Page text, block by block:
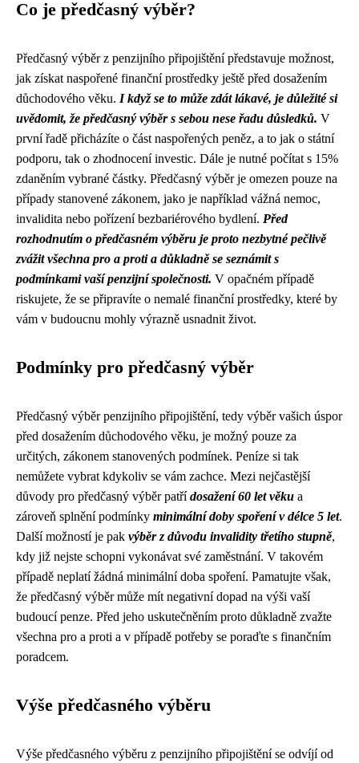
Co je předčasný výběr?
Předčasný výběr z penzijního připojištění představuje možnost,
jak získat naspořené finanční prostředky ještě před dosažením
důchodového věku. I když se to může zdát lákavé, je důležité si
uvědomit, že předčasný výběr s sebou nese řadu důsledků. V
první řadě přicházíte o část naspořených peněz, a to jak o státní
podporu, tak o zhodnocení investic. Dále je nutné počítat s 15%
zdaněním vybrané částky. Předčasný výběr je omezen pouze na
případy stanovené zákonem, jako je například vážná nemoc,
invalidita nebo pořízení bezbariérového bydlení. Před
rozhodnutím o předčasném výběru je proto nezbytné pečlivě
zvážit všechna pro a proti a důkladně se seznámit s
podmínkami vaší penzijní společnosti. V opačném případě
riskujete, že se připravíte o nemalé finanční prostředky, které by
vám v budoucnu mohly výrazně usnadnit život.
Podmínky pro předčasný výběr
Předčasný výběr penzijního připojištění, tedy výběr vašich úspor
před dosažením důchodového věku, je možný pouze za
určitých, zákonem stanovených podmínek. Peníze si tak
nemůžete vybrat kdykoliv se vám zachce. Mezi nejčastější
důvody pro předčasný výběr patřídosažení 60 let věku a
zároveň splnění podmínky minimální doby spoření v délce 5 let.
Další možností je pak výběr z důvodu invalidity třetího stupně,
kdy již nejste schopni vykonávat své zaměstnání. V takovém
případě neplatí žádná minimální doba spoření. Pamatujte však,
že předčasný výběr může mít negativní dopad na výši vaší
budoucí penze. Před jeho uskutečněním proto důkladně zvažte
všechna pro a proti a v případě potřeby se poraďte s finančním
poradcem.
Výše předčasného výběru
Výše předčasného výběru z penzijního připojištění se odvíjí od